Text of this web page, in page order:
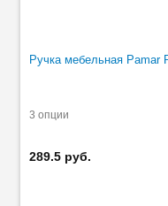
Ручка мебельная Pamar
3 опции
289.5 руб.